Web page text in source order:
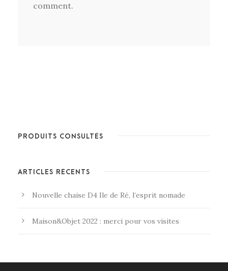
comment.
PRODUITS CONSULTÉS
ARTICLES RÉCENTS
Nouvelle chaise D4 Ile de Ré, l’esprit nomade
Maison&Objet 2022 : merci pour vos visites